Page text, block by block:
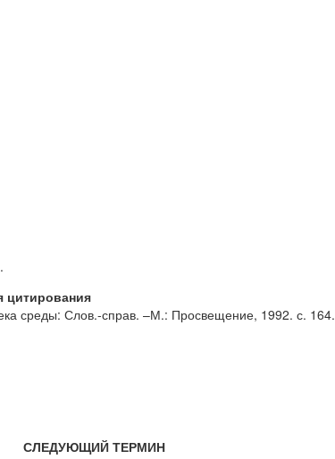
цитирования
среды: Слов.-справ. –М.: Просвещение, 1992. с. 164.
СЛЕДУЮЩИЙ ТЕРМИН